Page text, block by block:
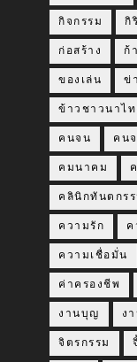
กิจกรรม กิ
ก่อสร้าง ก้
ของเล่น ข่
ข้าวชาวนาไท
คนจน คน
คมนาคม
คลินิกทันตกรร
ความรัก ค
ความเชื่อมั่น
ค่าครองชีพ
งานบุญ ง
จิตรกรรม